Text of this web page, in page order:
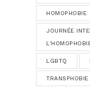
HOMOPHOBIE
JOURNÉE
LGBTQ
TRANSPHOBIE